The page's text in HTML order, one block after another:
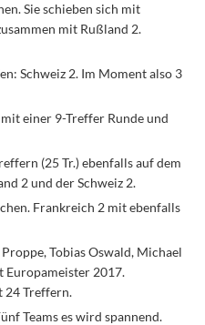
Sie schieben sich mit
mit Rußland 2.
Schweiz 2. Im Moment also 3
einer 9-Treffer Runde und
(25 Tr.) ebenfalls auf dem
2 und der Schweiz 2.
Frankreich 2 mit ebenfalls
Tobias Oswald, Michael
Europameister 2017.
24 Treffern.
Teams es wird spannend.